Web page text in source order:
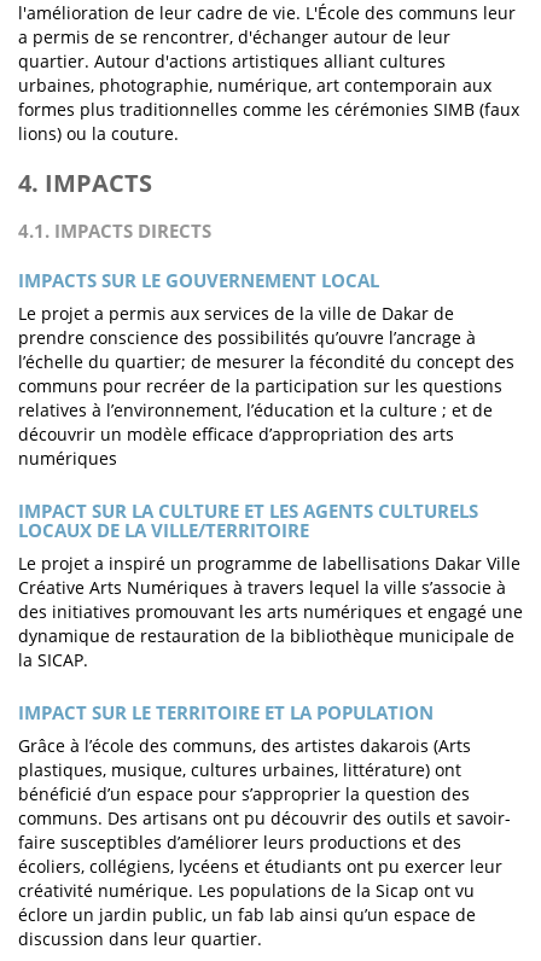
l'amélioration de leur cadre de vie. L'École des communs leur
a permis de se rencontrer, d'échanger autour de leur
quartier. Autour d'actions artistiques alliant cultures
urbaines, photographie, numérique, art contemporain aux
formes plus traditionnelles comme les cérémonies SIMB (faux
lions) ou la couture.
4. IMPACTS
4.1. IMPACTS DIRECTS
IMPACTS SUR LE GOUVERNEMENT LOCAL
Le projet a permis aux services de la ville de Dakar de
prendre conscience des possibilités qu’ouvre l’ancrage à
l’échelle du quartier; de mesurer la fécondité du concept des
communs pour recréer de la participation sur les questions
relatives à l’environnement, l’éducation et la culture ; et de
découvrir un modèle efficace d’appropriation des arts
numériques
IMPACT SUR LA CULTURE ET LES AGENTS CULTURELS
LOCAUX DE LA VILLE/TERRITOIRE
Le projet a inspiré un programme de labellisations Dakar Ville
Créative Arts Numériques à travers lequel la ville s’associe à
des initiatives promouvant les arts numériques et engagé une
dynamique de restauration de la bibliothèque municipale de
la SICAP.
IMPACT SUR LE TERRITOIRE ET LA POPULATION
Grâce à l’école des communs, des artistes dakarois (Arts
plastiques, musique, cultures urbaines, littérature) ont
bénéficié d’un espace pour s’approprier la question des
communs. Des artisans ont pu découvrir des outils et savoir-
faire susceptibles d’améliorer leurs productions et des
écoliers, collégiens, lycéens et étudiants ont pu exercer leur
créativité numérique. Les populations de la Sicap ont vu
éclore un jardin public, un fab lab ainsi qu’un espace de
discussion dans leur quartier.